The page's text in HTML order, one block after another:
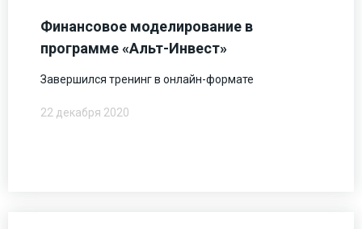
Финансовое моделирование в
программе «Альт-Инвест»
Завершился тренинг в онлайн-формате
22 декабря 2020